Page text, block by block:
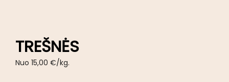
TREŠNĖS
Nuo 15,00 €/kg.